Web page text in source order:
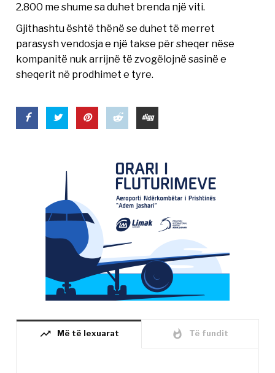
2.800 me shume sa duhet brenda një viti.
Gjithashtu është thënë se duhet të merret
parasysh vendosja e një takse për sheqer nëse
kompanitë nuk arrijnë të zvogëlojnë sasinë e
sheqerit në prodhimet e tyre.
trending_up Më të lexuarat whatshot Të fundit